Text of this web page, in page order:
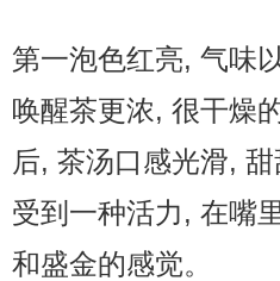
第一泡色红亮, 气味
唤醒茶更浓, 很干燥
后, 茶汤口感光滑,
受到一种活力, 在嘴
和盛金的感觉。